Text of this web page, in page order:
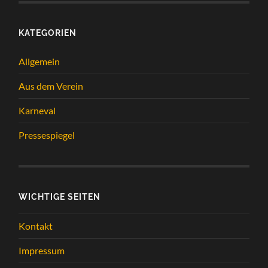
KATEGORIEN
Allgemein
Aus dem Verein
Karneval
Pressespiegel
WICHTIGE SEITEN
Kontakt
Impressum